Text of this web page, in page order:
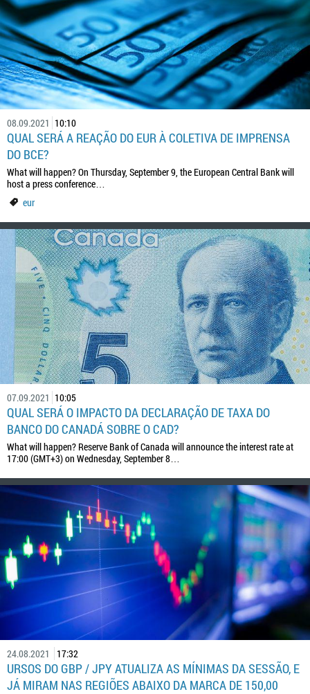
08.09.2021 10:10
QUAL SERÁ A REAÇÃO DO EUR À COLETIVA DE IMPRENSA
DO BCE?
What will happen? On Thursday, September 9, the European Central Bank will
host a press conference…
eur
07.09.2021 10:05
QUAL SERÁ O IMPACTO DA DECLARAÇÃO DE TAXA DO
BANCO DO CANADÁ SOBRE O CAD?
What will happen? Reserve Bank of Canada will announce the interest rate at
17:00 (GMT+3) on Wednesday, September 8…
24.08.2021 17:32
URSOS DO GBP / JPY ATUALIZA AS MÍNIMAS DA SESSÃO, E
JÁ MIRAM NAS REGIÕES ABAIXO DA MARCA DE 150,00